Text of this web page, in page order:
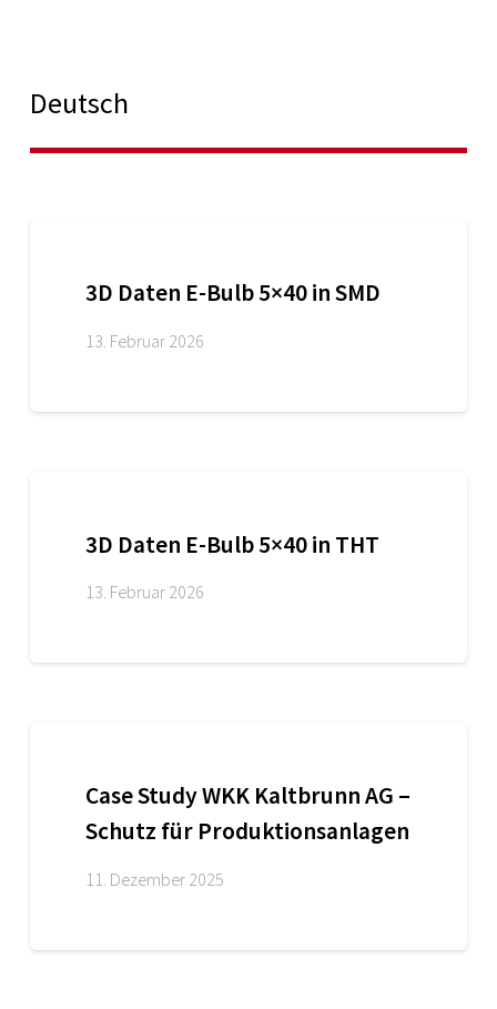
Deutsch
3D Daten E-Bulb 5×40 in SMD
13. Februar 2026
3D Daten E-Bulb 5×40 in THT
13. Februar 2026
Case Study WKK Kaltbrunn AG –
Schutz für Produktionsanlagen
11. Dezember 2025